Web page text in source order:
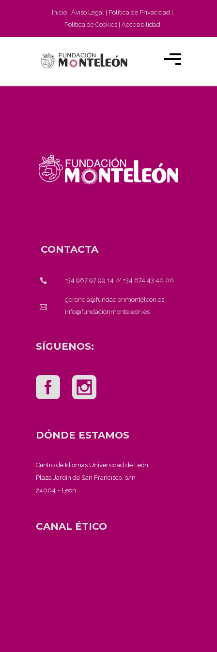
Inicio Aviso Legal
Política de Privacidad
Política de Cookies
Accesibilidad
CONTACTA
+34 987 97 99 14 // +34 674 43 40 00
gerencia@fundacionmonteleon.es
info@fundacionmonteleon.es
SÍGUENOS:
DÓNDE ESTAMOS
Centro de Idiomas Universidad de León
Plaza Jardín de San Francisco, s/n
24004 – León
CANAL ÉTICO